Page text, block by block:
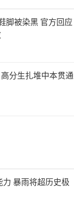
脚被染黑 官方回应
分生扎堆中本贯通
暴雨将超历史极